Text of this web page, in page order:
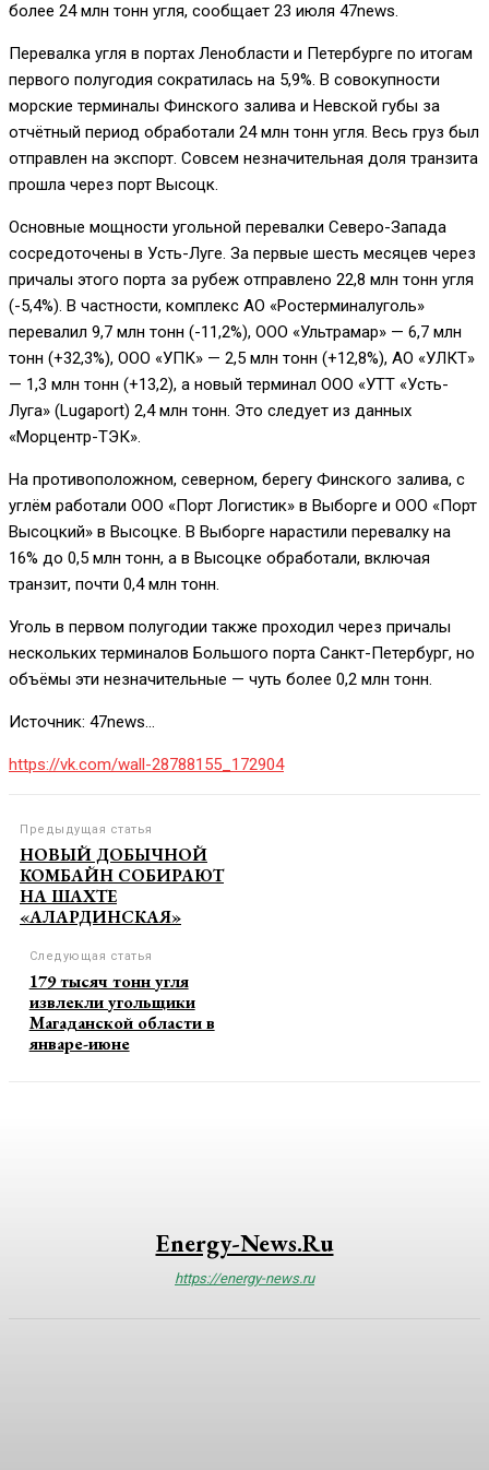
более 24 млн тонн угля, сообщает 23 июля 47news.
Перевалка угля в портах Ленобласти и Петербурге по итогам
первого полугодия сократилась на 5,9%. В совокупности
морские терминалы Финского залива и Невской губы за
отчётный период обработали 24 млн тонн угля. Весь груз был
отправлен на экспорт. Совсем незначительная доля транзита
прошла через порт Высоцк.
Основные мощности угольной перевалки Северо-Запада
сосредоточены в Усть-Луге. За первые шесть месяцев через
причалы этого порта за рубеж отправлено 22,8 млн тонн угля
(-5,4%). В частности, комплекс АО «Ростерминалуголь»
перевалил 9,7 млн тонн (-11,2%), ООО «Ультрамар» — 6,7 млн
тонн (+32,3%), ООО «УПК» — 2,5 млн тонн (+12,8%), АО «УЛКТ»
— 1,3 млн тонн (+13,2), а новый терминал ООО «УТТ «Усть-
Луга» (Lugaport) 2,4 млн тонн. Это следует из данных
«Морцентр-ТЭК».
На противоположном, северном, берегу Финского залива, с
углём работали ООО «Порт Логистик» в Выборге и ООО «Порт
Высоцкий» в Высоцке. В Выборге нарастили перевалку на
16% до 0,5 млн тонн, а в Высоцке обработали, включая
транзит, почти 0,4 млн тонн.
Уголь в первом полугодии также проходил через причалы
нескольких терминалов Большого порта Санкт-Петербург, но
объёмы эти незначительные — чуть более 0,2 млн тонн.
Источник: 47news…
https://vk.com/wall-28788155_172904
Предыдущая статья
НОВЫЙ ДОБЫЧНОЙ
КОМБАЙН СОБИРАЮТ
НА ШАХТЕ
«АЛАРДИНСКАЯ»
Следующая статья
179 тысяч тонн угля
извлекли угольщики
Магаданской области в
январе-июне
Energy-News.ru
https://energy-news.ru